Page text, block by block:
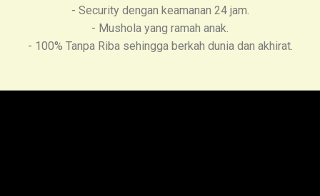
- Security dengan keamanan 24 jam.
- Mushola yang ramah anak.
- 100% Tanpa Riba sehingga berkah dunia dan akhirat.